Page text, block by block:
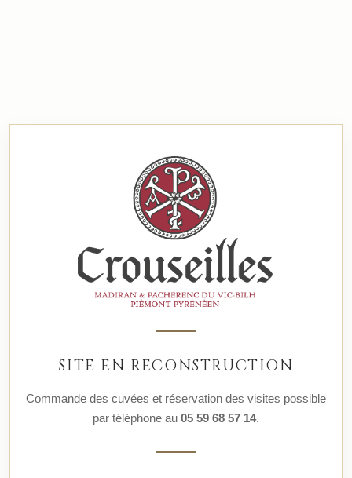
SITE EN RECONSTRUCTION
Commande des cuvées et réservation des visites possible
par téléphone au 05 59 68 57 14.